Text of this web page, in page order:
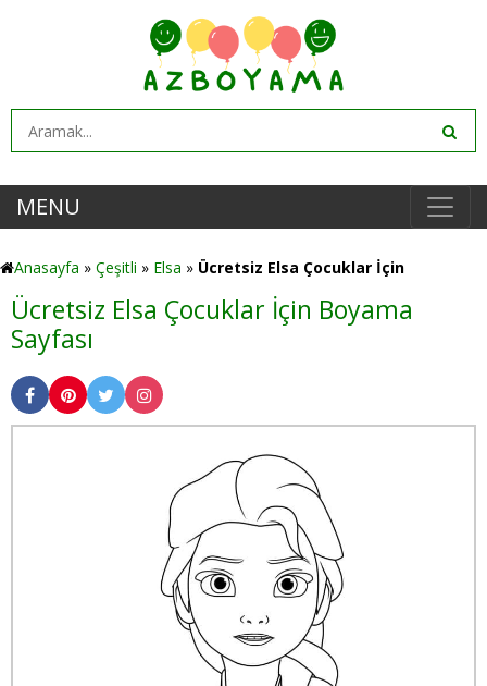
MENU
Anasayfa » Çeşitli » Elsa » Ücretsiz Elsa Çocuklar İçin
Ücretsiz Elsa Çocuklar İçin Boyama
Sayfası